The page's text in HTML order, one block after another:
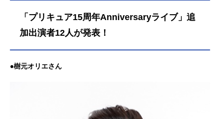
「プリキュア15周年Anniversaryライブ」追
加出演者12人が発表！
●樹元オリエさん